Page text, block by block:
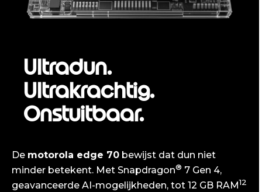
Ultradun.
Ultrakrachtig.
Onstuitbaar.
De motorola edge 70 bewijst dat dun niet
minder betekent. Met Snapdragon® 7 Gen 4,
geavanceerde AI-mogelijkheden, tot 12 GB RAM12